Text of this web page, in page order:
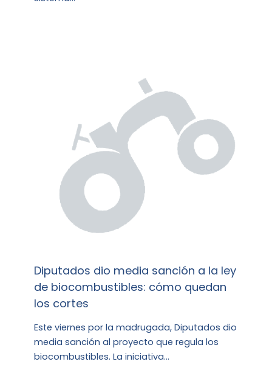
Diputados dio media sanción a la ley
de biocombustibles: cómo quedan
los cortes
Este viernes por la madrugada, Diputados dio
media sanción al proyecto que regula los
biocombustibles. La iniciativa…